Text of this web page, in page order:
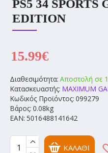
PS5 34 SPORTS
EDITION
Διαθεσιμότητα: Αποστολή σε
Κατασκευαστής: MAXIMUM
Κωδικός Προϊόντος: 099279
Βάρος: 0.08kg
EAN: 5016488141642
15.99€
ΚΑΛΆΘΙ